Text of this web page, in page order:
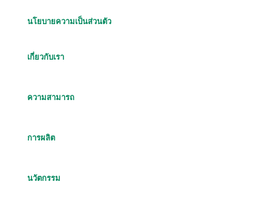
นโยบายความเป็นส่วนตัว
เกี่ยวกับเรา
ความสามารถ
การผลิต
นวัตกรรม